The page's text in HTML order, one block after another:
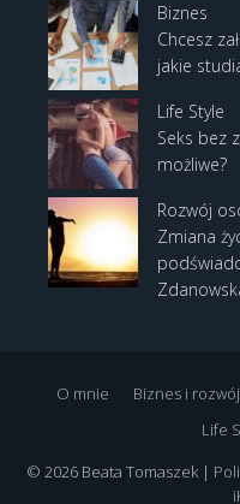
Biznes
Chcesz
jakie
Life Style
Seks bez
możliwe?
Rozwój
Zmiana
O mnie Biznes i
Life
© 2026 Beata Tomaszek |